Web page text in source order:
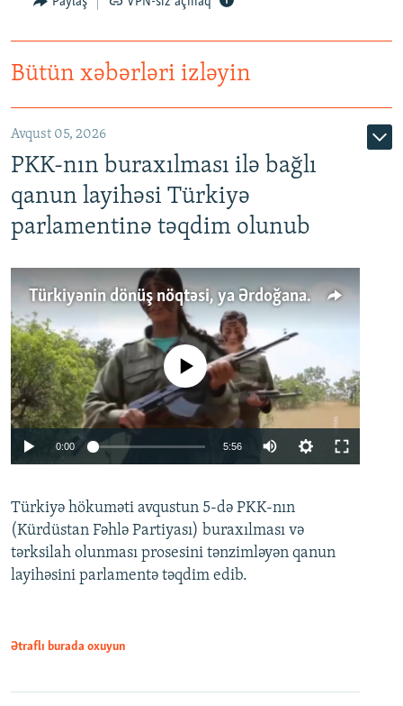
Bütün xəbərləri izləyin
Avqust 05, 2026
PKK-nın buraxılması ilə bağlı
qanun layihəsi Türkiyə
parlamentinə təqdim olunub
Türkiyənin dönüş nöqtəsi, ya Ərdoğana üçüncü şans: PKK ilə qəfil barışıq nə deməkdir?
Auto 240p 360p 480p
720p 1080p
No media source currently available
0:00 5:56
360p
480p
Türkiyə hökuməti avqustun 5-də PKK-nın
(Kürdüstan Fəhlə Partiyası) buraxılması və
tərksilah olunması prosesini tənzimləyən qanun
layihəsini parlamentə təqdim edib.
Ətraflı burada oxuyun